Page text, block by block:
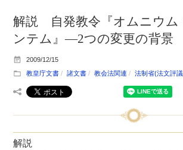
解説 自発教令『オムニウム
ンテム』―2つの変更の背景
2009/12/15
教皇庁文書
諸文書 教会法関連 法制省(法文評
解説